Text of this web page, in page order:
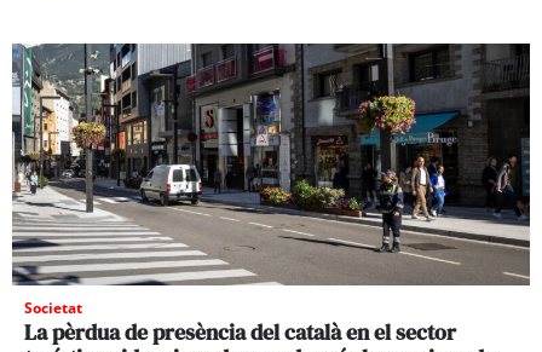
Societat
La pèrdua de presència del català en el sector